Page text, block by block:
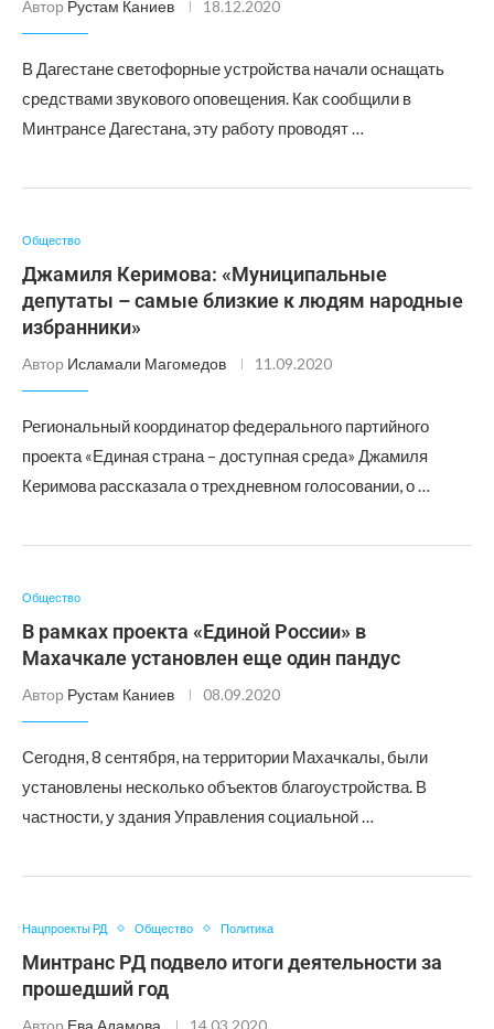
Автор Рустам Каниев 18.12.2020
В Дагестане светофорные устройства начали оснащать
средствами звукового оповещения. Как сообщили в
Минтрансе Дагестана, эту работу проводят …
Общество
Джамиля Керимова: «Муниципальные
депутаты – самые близкие к людям народные
избранники»
Автор Исламали Магомедов 11.09.2020
Региональный координатор федерального партийного
проекта «Единая страна – доступная среда» Джамиля
Керимова рассказала о трехдневном голосовании, о …
Общество
В рамках проекта «Единой России» в
Махачкале установлен еще один пандус
Автор Рустам Каниев 08.09.2020
Сегодня, 8 сентября, на территории Махачкалы, были
установлены несколько объектов благоустройства. В
частности, у здания Управления социальной …
Нацпроекты РД Общество Политика
Минтранс РД подвело итоги деятельности за
прошедший год
Автор Ева Адамова 14.03.2020